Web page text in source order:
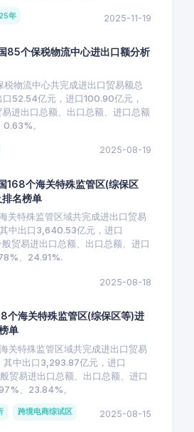
年 2025-11-19
85个保税物流中心进出口额分析
物流中心共完成进出口贸易额总
52.54亿元，进口100.90亿元，
进出口总额、出口总额、进口总额
。
2025-08-19
168个海关特殊监管区(综保区
名榜单
关特殊监管区域共完成进出口贸易
中出口3,640.53亿元，进口
贸易进出口总额、出口总额、进口
、24.91%.
2025-08-18
海关特殊监管区(综保区等)进
单
关特殊监管区域共完成进出口贸易
中出口3,293.87亿元，进口
贸易进出口总额、出口总额、进口
、23.84%。
跨境电商综试区 2025-08-15